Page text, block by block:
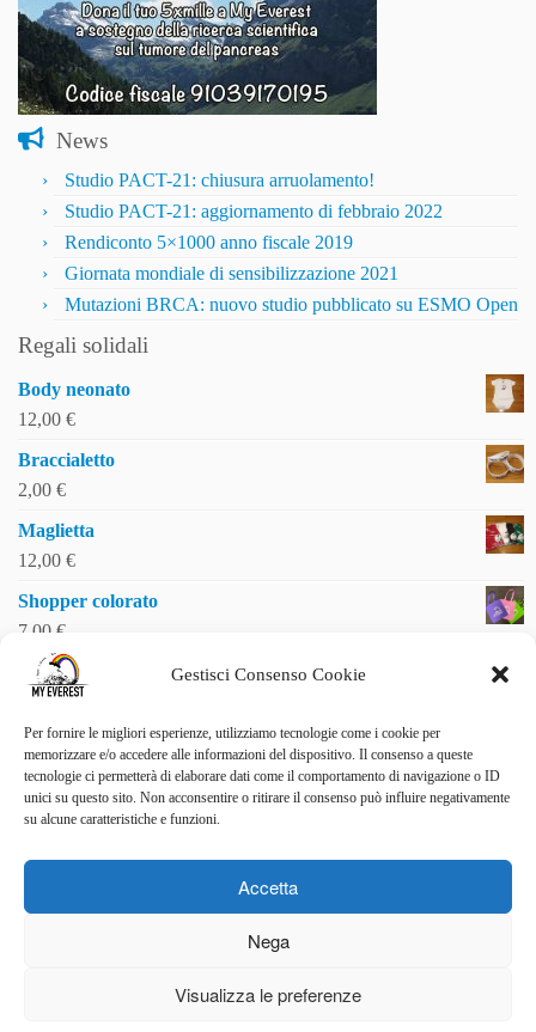
Gestisci Consenso Cookie
Per fornire le migliori esperienze, utilizziamo tecnologie come i cookie per
memorizzare e/o accedere alle informazioni del dispositivo. Il consenso a queste
tecnologie ci permetterà di elaborare dati come il comportamento di navigazione o ID
unici su questo sito. Non acconsentire o ritirare il consenso può influire negativamente
su alcune caratteristiche e funzioni.
Accetta
Nega
Visualizza le preferenze
News
Studio PACT-21: chiusura arruolamento!
Studio PACT-21: aggiornamento di febbraio 2022
Rendiconto 5×1000 anno fiscale 2019
Giornata mondiale di sensibilizzazione 2021
Mutazioni BRCA: nuovo studio pubblicato su ESMO Open
Regali solidali
Body neonato
12,00 €
Braccialetto
2,00 €
Maglietta
12,00 €
Shopper colorato
7,00 €
SOSTIENICI
Vuoi essere uno di noi?
LEGGI I RACCONTI
La malattia raccontata da Luigi
STAI CON NOI
Sostieni anche tu la ricerca scientifica sul tumore del pancreas